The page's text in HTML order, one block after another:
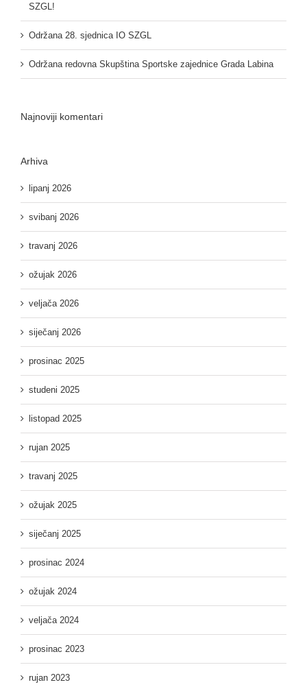
SZGL!
Održana 28. sjednica IO SZGL
Održana redovna Skupština Sportske zajednice Grada Labina
Najnoviji komentari
Arhiva
lipanj 2026
svibanj 2026
travanj 2026
ožujak 2026
veljača 2026
siječanj 2026
prosinac 2025
studeni 2025
listopad 2025
rujan 2025
travanj 2025
ožujak 2025
siječanj 2025
prosinac 2024
ožujak 2024
veljača 2024
prosinac 2023
rujan 2023